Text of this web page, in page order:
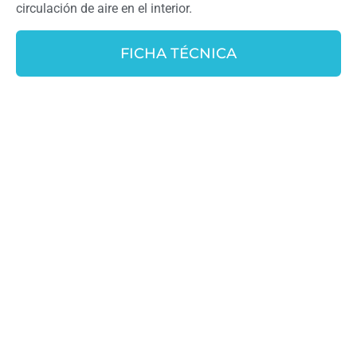
circulación de aire en el interior.
FICHA TÉCNICA